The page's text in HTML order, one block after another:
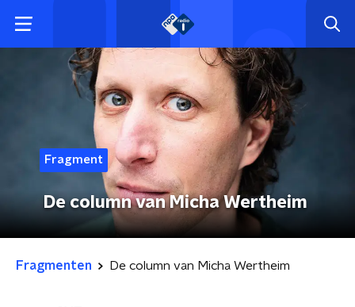
Fragment
De column van Micha Wertheim
Fragmenten De column van Micha Wertheim